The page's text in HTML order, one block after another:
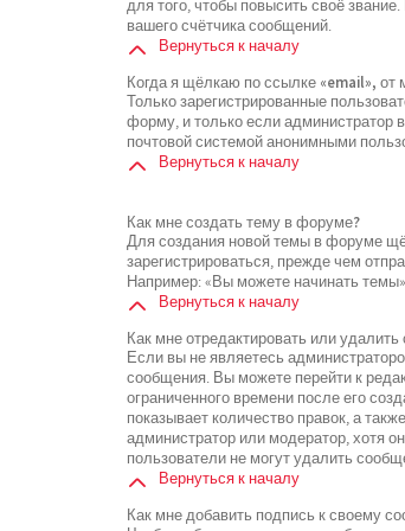
для того, чтобы повысить своё
вашего счётчика сообщений.
Вернуться к началу
Когда я щёлкаю по ссылке «email»,
Только зарегистрированные
форму, и только если администратор
почтовой системой анонимными
Вернуться к началу
Как мне создать тему в форуме?
Для создания новой темы в форуме
зарегистрироваться, прежде чем
Например: «Вы можете начинать
Вернуться к началу
Как мне отредактировать или
Если вы не являетесь
сообщения. Вы можете перейти к
ограниченного времени после его
показывает количество правок, а
администратор или модератор, хотя
пользователи не могут удалить
Вернуться к началу
Как мне добавить подпись к своему